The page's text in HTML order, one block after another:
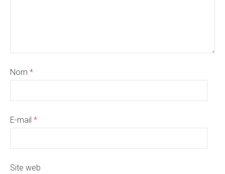
Nom *
E-mail *
Site web